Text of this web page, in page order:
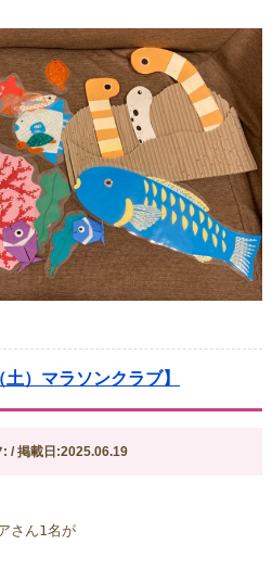
）マラソンクラブ】
/ 掲載日:2025.06.19
さん1名が